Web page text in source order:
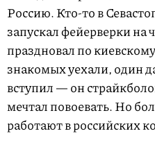
Россию. Кто-то в
запускал фейерверки на
праздновал по
знакомых уехали, один
вступил — он
мечтал повоевать. Но
работают в российских